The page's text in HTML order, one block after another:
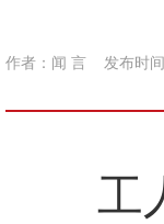
作者：闻 言 发布时
工